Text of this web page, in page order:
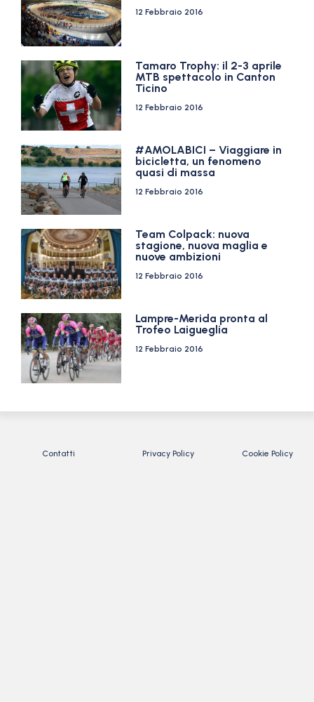
12 Febbraio 2016
Tamaro Trophy: il 2-3 aprile
MTB spettacolo in Canton
Ticino
12 Febbraio 2016
#AMOLABICI – Viaggiare in
bicicletta, un fenomeno
quasi di massa
12 Febbraio 2016
Team Colpack: nuova
stagione, nuova maglia e
nuove ambizioni
12 Febbraio 2016
Lampre-Merida pronta al
Trofeo Laigueglia
12 Febbraio 2016
Contatti Privacy Policy Cookie Policy